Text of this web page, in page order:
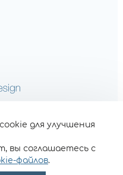
для улучшения
вы соглашаетесь с
файлов.